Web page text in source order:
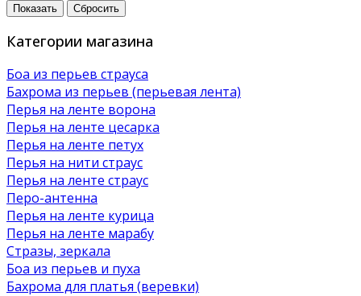
Показать Сбросить
Категории магазина
Боа из перьев страуса
Бахрома из перьев (перьевая лента)
Перья на ленте ворона
Перья на ленте цесарка
Перья на ленте петух
Перья на нити страус
Перья на ленте страус
Перо-антенна
Перья на ленте курица
Перья на ленте марабу
Стразы, зеркала
Боа из перьев и пуха
Бахрома для платья (веревки)